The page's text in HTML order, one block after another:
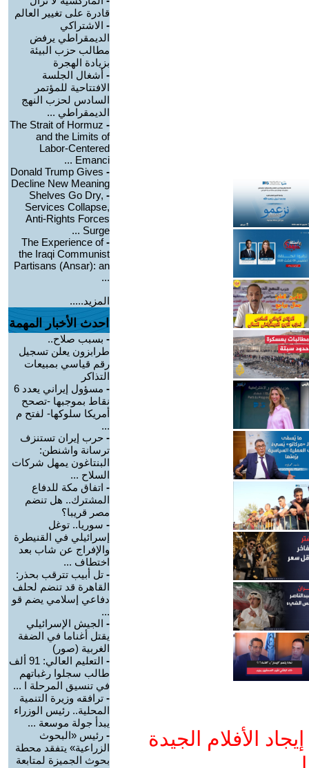
الأفلام الجيدة
قادرة على تغيير العالم
- الاشتراكي
الديمقراطي يرفض
مطالب حزب البيئة
بزيادة الهجرة
- أشغال الجلسة
الافتتاحية للمؤتمر
السادس لحزب النهج
الديمقراطي ...
-
The Strait of Hormuz
and the Limits of
Labor-Centered
Emanci ...
-
Donald Trump Gives
Decline New Meaning
-
Shelves Go Dry,
Services Collapse,
Anti-Rights Forces
Surge ...
-
The Experience of
the Iraqi Communist
Partisans (Ansar): an
...
المزيد.....
احدث الأخبار المهمة
- بسبب صلاح..
طرابزون يعلن تسجيل
رقم قياسي بمبيعات
التذاكر
-
مسؤول إيراني يعدد 6
نقاط بموجبها -تصحح
أمريكا سلوكها- لفتح م
...
- حرب إيران تستنزف
ترسانة واشنطن:
البنتاغون يمهل شركات
السلاح ...
- اتفاق مكة للدفاع
المشترك.. هل تنضم
مصر قريبا؟
- سوريا.. توغل
إسرائيلي في القنيطرة
والإفراج عن شاب بعد
اختطاف ...
- تل أبيب تترقب بحذر:
القاهرة قد تنضم لحلف
دفاعي إسلامي يضم قو
...
- الجيش الإسرائيلي
يقتل أغناما في الضفة
الغربية (صور)
-
التعليم العالي: 91 ألف
طالب سجلوا رغباتهم
في تنسيق المرحلة ا ...
- ترافقه وزيرة التنمية
المحلية.. رئيس الوزراء
يبدأ جولة موسعة ...
- رئيس «البحوث
الزراعية» يتفقد محطة
بحوث الجميزة لمتابعة